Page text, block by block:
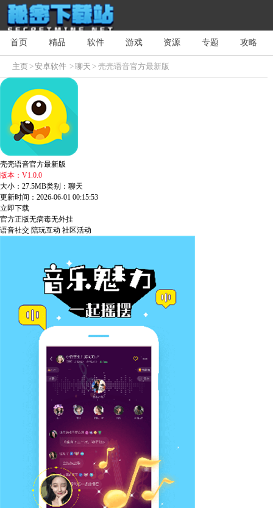
首页 精品 软件 游戏 资源 专题 攻略
主页>安卓软件 >聊天 > 壳壳语音官方最新版
壳壳语音官方最新版
版本：V1.0.0
大小：27.5MB类别：聊天
更新时间：2026-06-01 00:15:53
立即下载
官方正版无病毒无外挂
语音社交 陪玩互动 社区活动